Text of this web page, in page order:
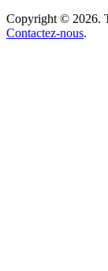
Copyright © 2026.
Contactez-nous.